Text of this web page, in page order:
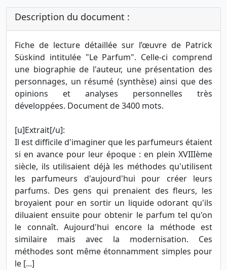
Description du document :
Fiche de lecture détaillée sur l’œuvre de Patrick
Süskind intitulée "Le Parfum". Celle-ci comprend
une biographie de l'auteur, une présentation des
personnages, un résumé (synthèse) ainsi que des
opinions et analyses personnelles très
développées. Document de 3400 mots.
[u]Extrait[/u]:
Il est difficile d'imaginer que les parfumeurs étaient
si en avance pour leur époque : en plein XVIIIème
siècle, ils utilisaient déjà les méthodes qu'utilisent
les parfumeurs d'aujourd'hui pour créer leurs
parfums. Des gens qui prenaient des fleurs, les
broyaient pour en sortir un liquide odorant qu'ils
diluaient ensuite pour obtenir le parfum tel qu'on
le connaît. Aujourd'hui encore la méthode est
similaire mais avec la modernisation. Ces
méthodes sont même étonnamment simples pour
le [...]